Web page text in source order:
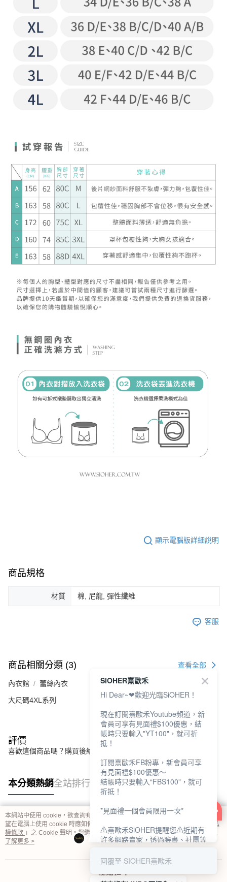
顯示電腦版詳細說明
商品規格
材質 棉, 尼龍, 彈性纖維
客服
商品相關分類 (3) 查看全部
內衣館 蕾絲內衣
大尺碼4XL系列
評價
喜歡這個商品嗎？購買後給他一個好評吧
本分類熱銷全站排行
熱門標籤
本網站中使用 cookie，欲查詢有關本網站使用 cookie 方式之詳情，及若您不希
望在電腦上使用 cookie 時應如何變更電腦的 cookie 設定，請參閱本網站「
隱私
權條款 」之 Cookie 聲明。您繼續使用本網站即表示您同意本公司得按本網站使
用條款之 Cookie 聲明使用 cookie。
了解更多 >
我知道了
SIOHER熹歐禾
Hi Dear~❤歡迎光臨SiOHER！
現在訂閱熹歐禾Youtube頻道，新
會員可享有見面禮$100優惠，結
帳時只要輸入"YT100"，就可折
抵！
訂閱熹歐禾FB粉專，新會員可享
有見面禮$100優惠～
結帳時只要輸入“FBS100"，就可
折抵！
*見面禮一個會員限用一次*
⚠熹歐禾SiOHER提醒您⚠近期有
許多網路賣家，透過臉書、社團等
SiOHER』品牌授權、或有內部管
消費者上當及受害。
回覆至 SIOHER熹歐禾